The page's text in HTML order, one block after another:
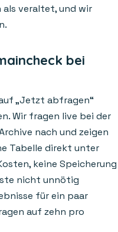
veraltet, und wir
bei
„Jetzt abfragen“
Wir fragen live bei der
nach und zeigen
Tabelle direkt unter
keine Speicherung
nicht unnötig
für ein paar
auf zehn pro